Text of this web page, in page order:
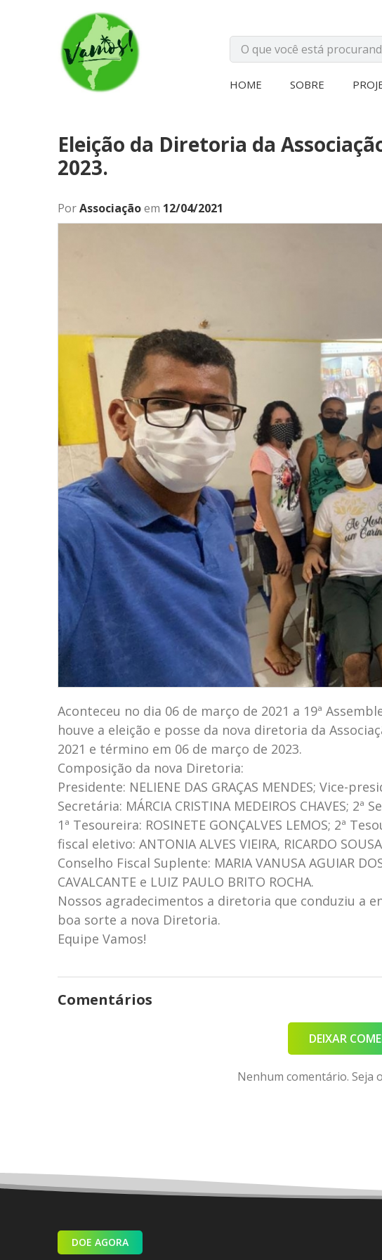
HOME SOBRE
Eleição da Diretoria da
2023.
PorAssociaçãoem 12/04/2021
Aconteceu no dia 06 de março de 2021 a 19ª
houve a eleição e posse da nova diretoria da
2021 e término em 06 de março de 2023.
Composição da nova Diretoria:
Presidente: NELIENE DAS GRAÇAS MENDES; Vice-
Secretária: MÁRCIA CRISTINA MEDEIROS CHAVES; 2ª
1ª Tesoureira: ROSINETE GONÇALVES LEMOS; 2ª
fiscal eletivo: ANTONIA ALVES VIEIRA, RICARDO
Conselho Fiscal Suplente: MARIA VANUSA AGUIAR
CAVALCANTE e LUIZ PAULO BRITO ROCHA.
Nossos agradecimentos a diretoria que conduziu a
boa sorte a nova Diretoria.
Equipe Vamos!
Comentários
DEIXAR
Nenhum comentário. Seja
DOE AGORA